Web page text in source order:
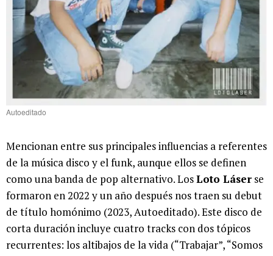
Autoeditado
Mencionan entre sus principales influencias a referentes
de la música disco y el funk, aunque ellos se definen
como una banda de pop alternativo. LosLoto Láser se
formaron en 2022 y un año después nos traen su debut
de título homónimo (2023, Autoeditado). Este disco de
corta duración incluye cuatro tracks con dos tópicos
recurrentes: los altibajos de la vida (“Trabajar”, “Somos